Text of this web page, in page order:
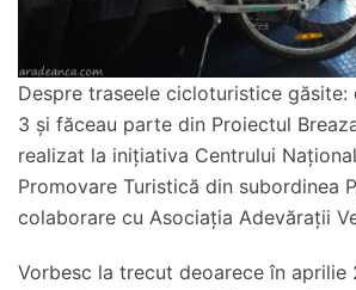
Despre traseele cicloturistice găsite:
3 și făceau parte din Proiectul
realizat la inițiativa Centrului
Promovare Turistică din subordinea
colaborare cu Asociația Adevărații
Vorbesc la trecut deoarece în aprilie